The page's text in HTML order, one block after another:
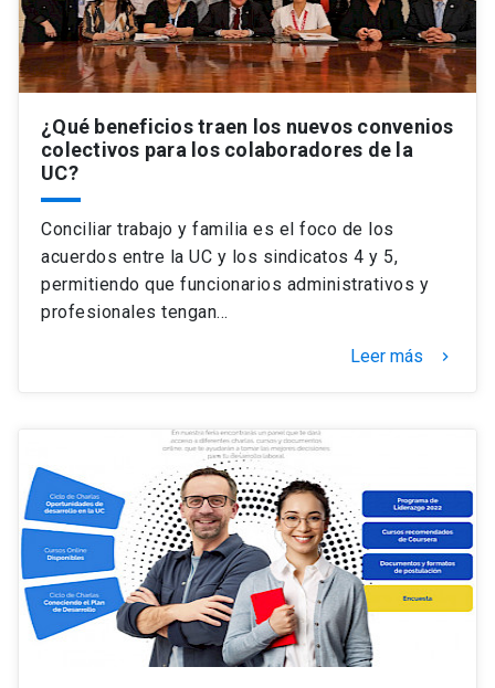
Futuros estudiantes
Estudiantes
Académicos
Personal
Alumni launch
Padres y familia
Go to english site launch
ACCESOS DIRECTOS
Mi Cuenta UC launch
Mi Portal UC launch
Medios Biblioteca launch
¿Qué beneficios traen los nuevos convenios
colectivos para los colaboradores de la
UC?
Conciliar trabajo y familia es el foco de los
acuerdos entre la UC y los sindicatos 4 y 5,
permitiendo que funcionarios administrativos y
profesionales tengan…
Leer más keyboard_arrow_right